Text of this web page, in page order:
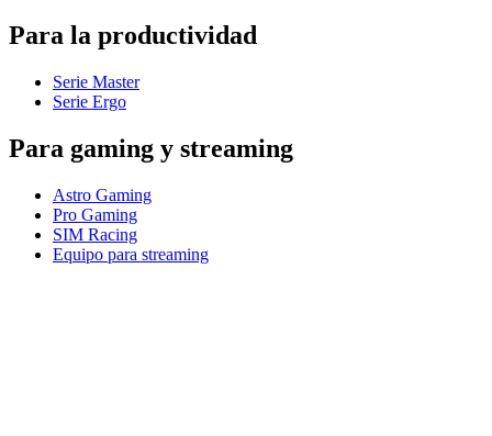
Para la productividad
Serie Master
Serie Ergo
Para gaming y streaming
Astro Gaming
Pro Gaming
SIM Racing
Equipo para streaming